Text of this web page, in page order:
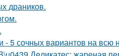
драников.
- 5 сочных вариантов на всю